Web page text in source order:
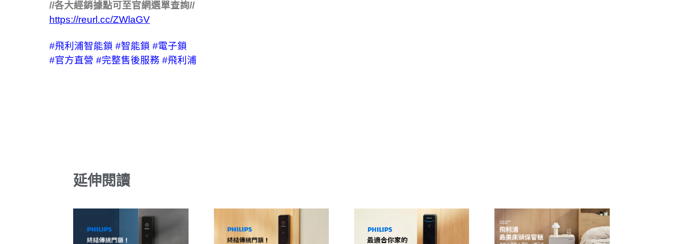
//各大經銷據點可至官網選單查詢//
https://reurl.cc/ZWlaGV
#飛利浦智能鎖 #智能鎖 #電子鎖
#官方直營 #完整售後服務 #飛利浦
延伸閱讀